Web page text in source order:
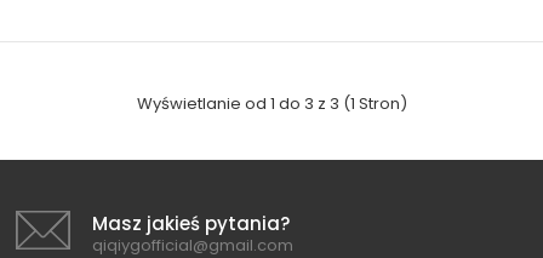
Wyświetlanie od 1 do 3 z 3 (1 Stron)
Masz jakieś pytania?
qiqiygofficial@gmail.com